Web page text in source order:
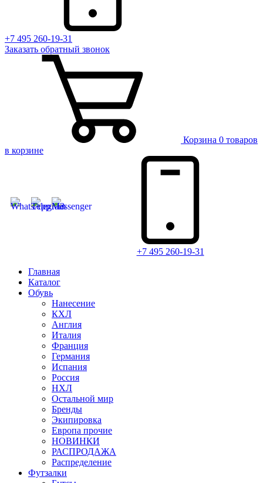
+7 495 260-19-31
Заказать обратный звонок
Корзина 0 товаров
в корзине
+7 495 260-19-31
Главная
Каталог
Обувь
Нанесение
КХЛ
Англия
Италия
Франция
Германия
Испания
Россия
НХЛ
Остальной мир
Бренды
Экипировка
Европа прочие
НОВИНКИ
РАСПРОДАЖА
Распределение
Футзалки